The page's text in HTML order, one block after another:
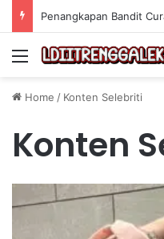
Menu
Home / Konten Selebriti
Konten